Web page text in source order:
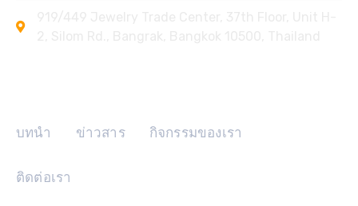
บทนำ ข่าวสาร กิจกรรมของเรา
ติดต่อเรา